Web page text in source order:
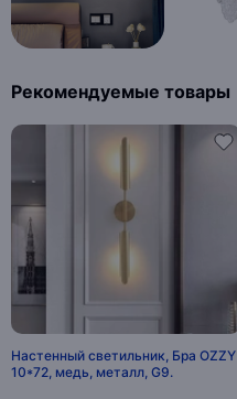
Рекомендуемые товары
Настенный светильник, Бра OZZY
10*72, медь, металл, G9.